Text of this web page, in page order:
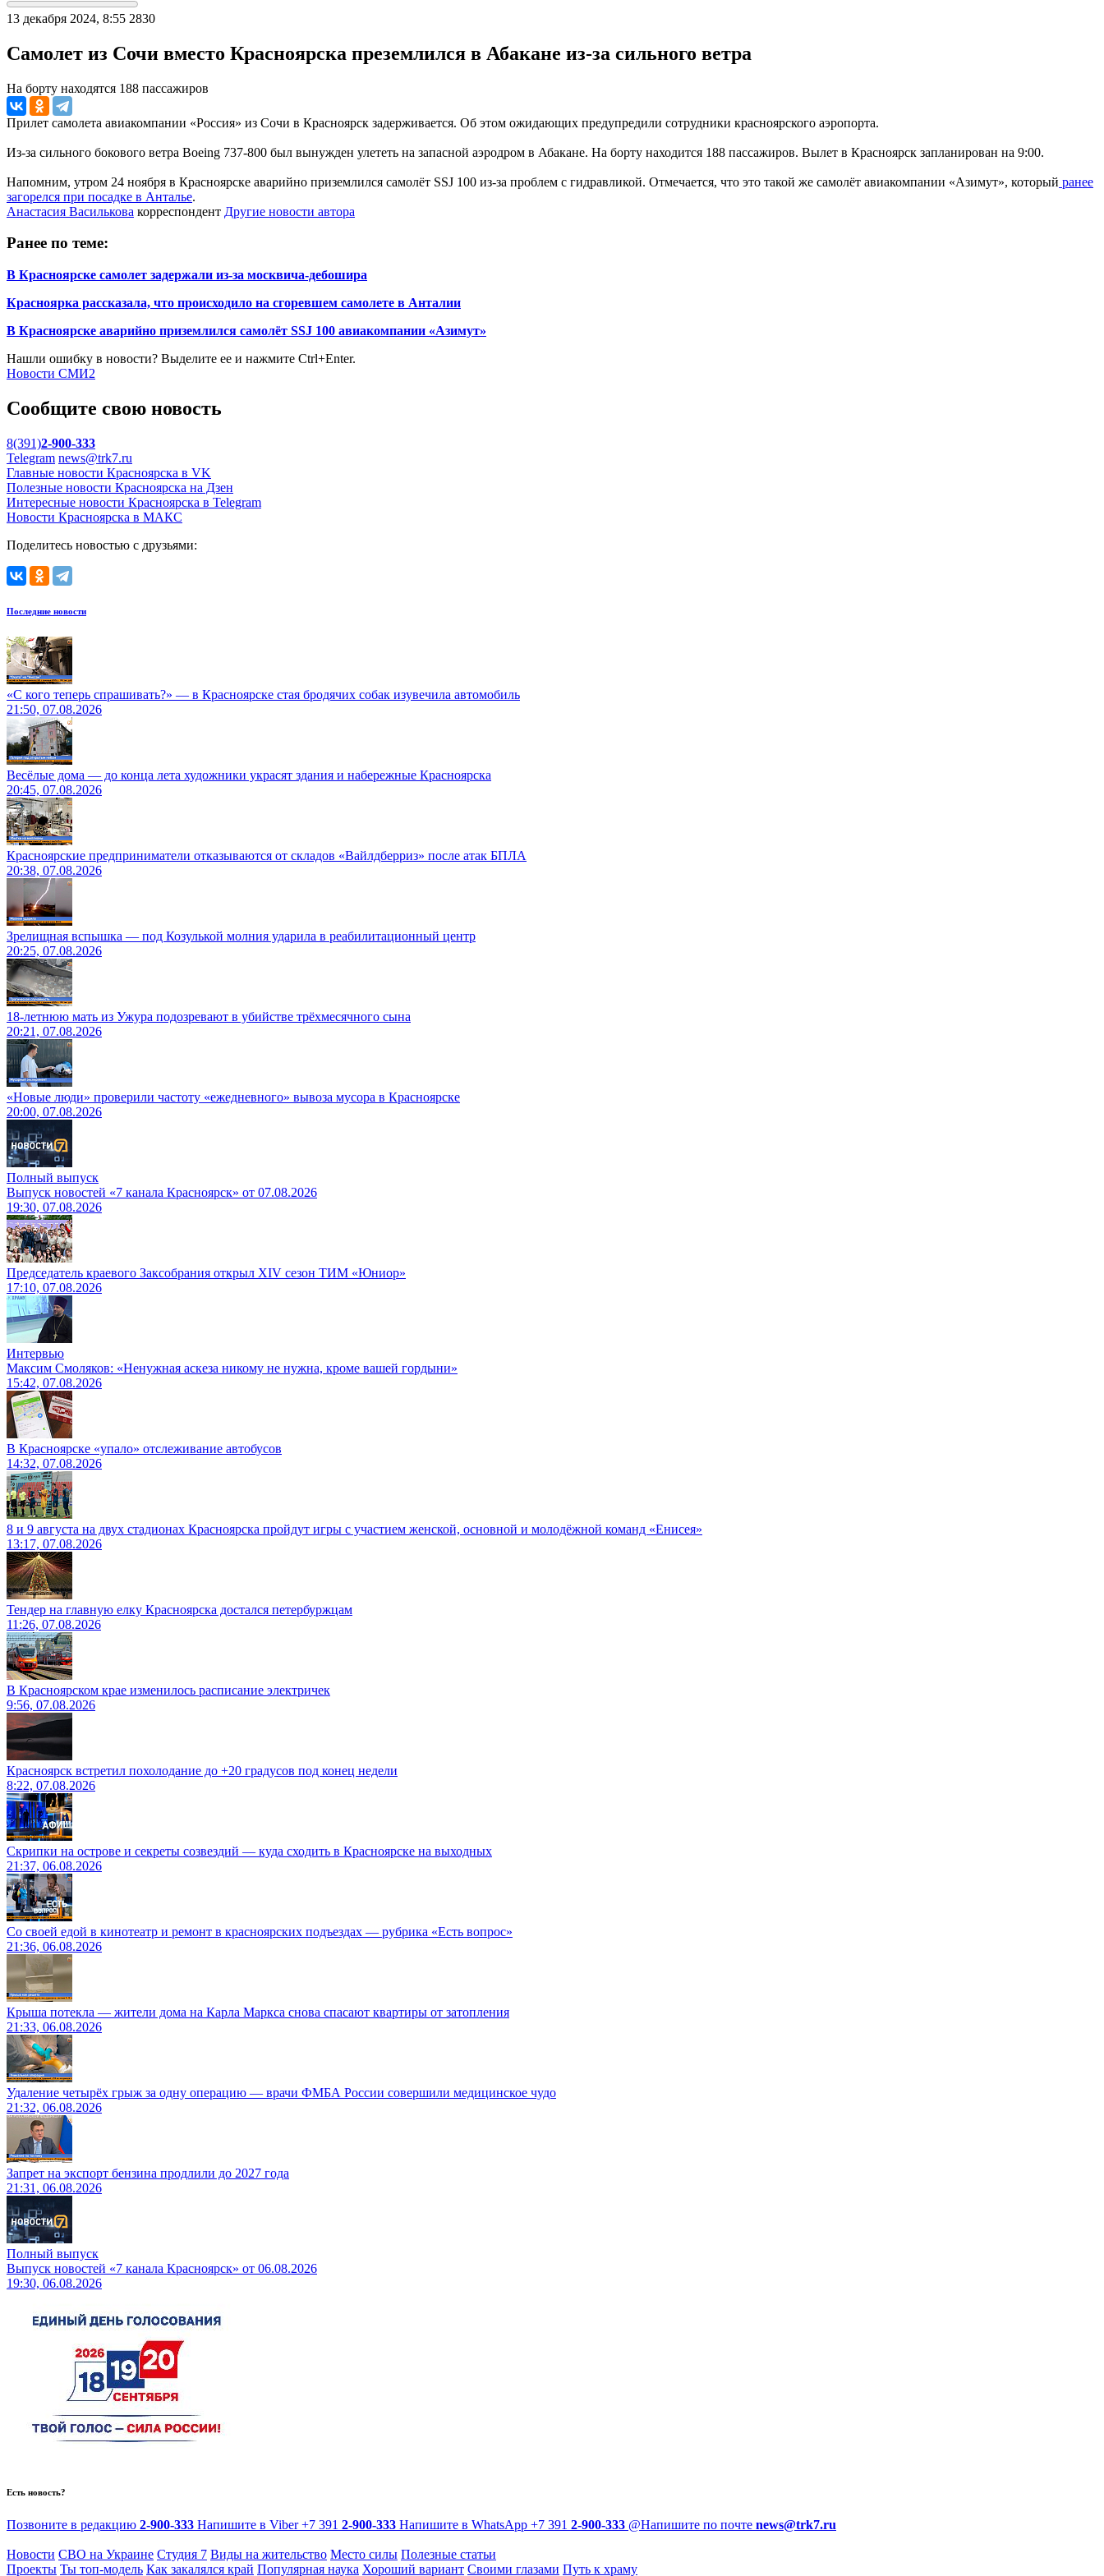
13 декабря 2024, 8:55 2830
Самолет из Сочи вместо Красноярска преземлился в Абакане из-за сильного ветра
На борту находятся 188 пассажиров
Прилет самолета авиакомпании «Россия» из Сочи в Красноярск задерживается. Об этом ожидающих предупредили сотрудники красноярского аэропорта.
Из-за сильного бокового ветра Boeing 737-800 был вынужден улететь на запасной аэродром в Абакане. На борту находится 188 пассажиров. Вылет в Красноярск запланирован на 9:00.
Напомним, утром 24 ноября в Красноярске аварийно приземлился самолёт SSJ 100 из-за проблем с гидравликой. Отмечается, что это такой же самолёт авиакомпании «Азимут», который ранее
загорелся при посадке в Анталье.
Анастасия Василькова корреспондент Другие новости автора
Ранее по теме:
В Красноярске самолет задержали из-за москвича-дебошира
Красноярка рассказала, что происходило на сгоревшем самолете в Анталии
В Красноярске аварийно приземлился самолёт SSJ 100 авиакомпании «Азимут»
Нашли ошибку в новости? Выделите ее и нажмите Ctrl+Enter.
Новости СМИ2
Сообщите свою новость
8(391)2-900-333
Telegram news@trk7.ru
Главные новости Красноярска в VK
Полезные новости Красноярска на Дзен
Интересные новости Красноярска в Telegram
Новости Красноярска в МАКС
Поделитесь новостью с друзьями:
Последние новости
«С кого теперь спрашивать?» — в Красноярске стая бродячих собак изувечила автомобиль
21:50, 07.08.2026
Весёлые дома — до конца лета художники украсят здания и набережные Красноярска
20:45, 07.08.2026
Красноярские предприниматели отказываются от складов «Вайлдберриз» после атак БПЛА
20:38, 07.08.2026
Зрелищная вспышка — под Козулькой молния ударила в реабилитационный центр
20:25, 07.08.2026
18-летнюю мать из Ужура подозревают в убийстве трёхмесячного сына
20:21, 07.08.2026
«Новые люди» проверили частоту «ежедневного» вывоза мусора в Красноярске
20:00, 07.08.2026
Полный выпуск
Выпуск новостей «7 канала Красноярск» от 07.08.2026
19:30, 07.08.2026
Председатель краевого Заксобрания открыл XIV сезон ТИМ «Юниор»
17:10, 07.08.2026
Интервью
Максим Смоляков: «Ненужная аскеза никому не нужна, кроме вашей гордыни»
15:42, 07.08.2026
В Красноярске «упало» отслеживание автобусов
14:32, 07.08.2026
8 и 9 августа на двух стадионах Красноярска пройдут игры с участием женской, основной и молодёжной команд «Енисея»
13:17, 07.08.2026
Тендер на главную елку Красноярска достался петербуржцам
11:26, 07.08.2026
В Красноярском крае изменилось расписание электричек
9:56, 07.08.2026
Красноярск встретил похолодание до +20 градусов под конец недели
8:22, 07.08.2026
Скрипки на острове и секреты созвездий — куда сходить в Красноярске на выходных
21:37, 06.08.2026
Со своей едой в кинотеатр и ремонт в красноярских подъездах — рубрика «Есть вопрос»
21:36, 06.08.2026
Крыша потекла — жители дома на Карла Маркса снова спасают квартиры от затопления
21:33, 06.08.2026
Удаление четырёх грыж за одну операцию — врачи ФМБА России совершили медицинское чудо
21:32, 06.08.2026
Запрет на экспорт бензина продлили до 2027 года
21:31, 06.08.2026
Полный выпуск
Выпуск новостей «7 канала Красноярск» от 06.08.2026
19:30, 06.08.2026
Есть новость?
Позвоните в редакцию 2-900-333 Напишите в Viber +7 391 2-900-333 Напишите в WhatsApp +7 391 2-900-333 @Напишите по почте news@trk7.ru
Новости СВО на Украине Студия 7 Виды на жительство Место силы Полезные статьи
Проекты Ты топ-модель Как закалялся край Популярная наука Хороший вариант Своими глазами Путь к храму